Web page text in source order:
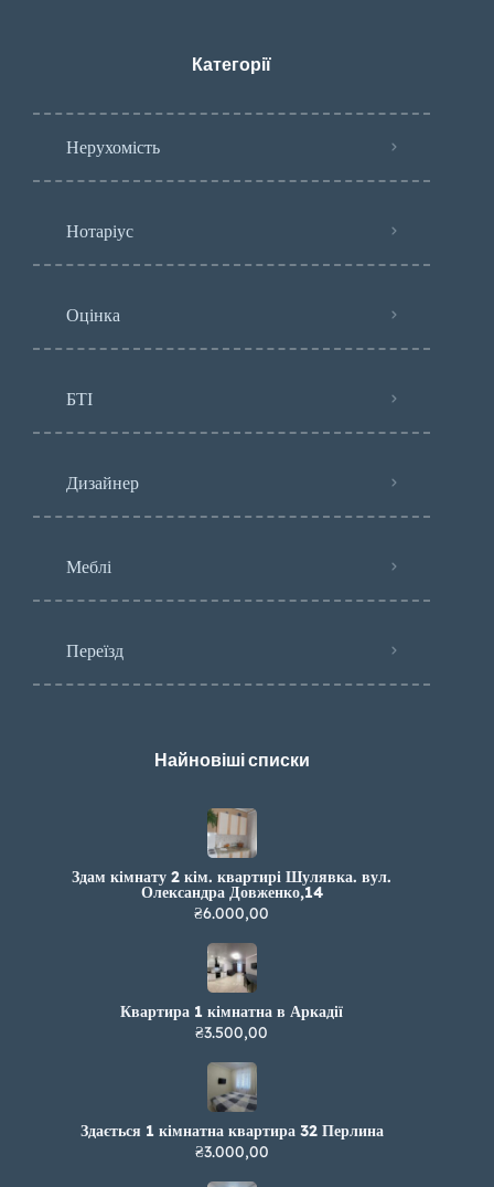
Категорії
Нерухомість
Нотаріус
Оцінка
БТІ
Дизайнер
Меблі
Переїзд
Найновіші списки
Здам кімнату 2 кім. квартирі Шулявка. вул.
Олександра Довженко,14
₴6.000,00
Квартира 1 кімнатна в Аркадії
₴3.500,00
Здається 1 кімнатна квартира 32 Перлина
₴3.000,00